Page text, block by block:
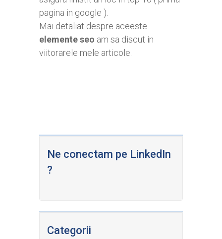
pagina in google ).
Mai detaliat despre aceeste
elemente seo am sa discut in
viitorarele mele articole.
Ne conectam pe LinkedIn
?
Categorii